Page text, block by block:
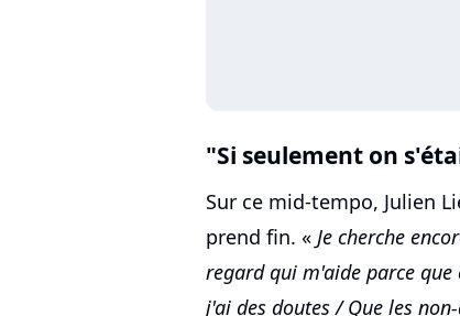
"Si seulement on
Sur ce mid-tempo, Julien
prend fin. « Je cherche
regard qui m'aide parce
j'ai des doutes / Que les